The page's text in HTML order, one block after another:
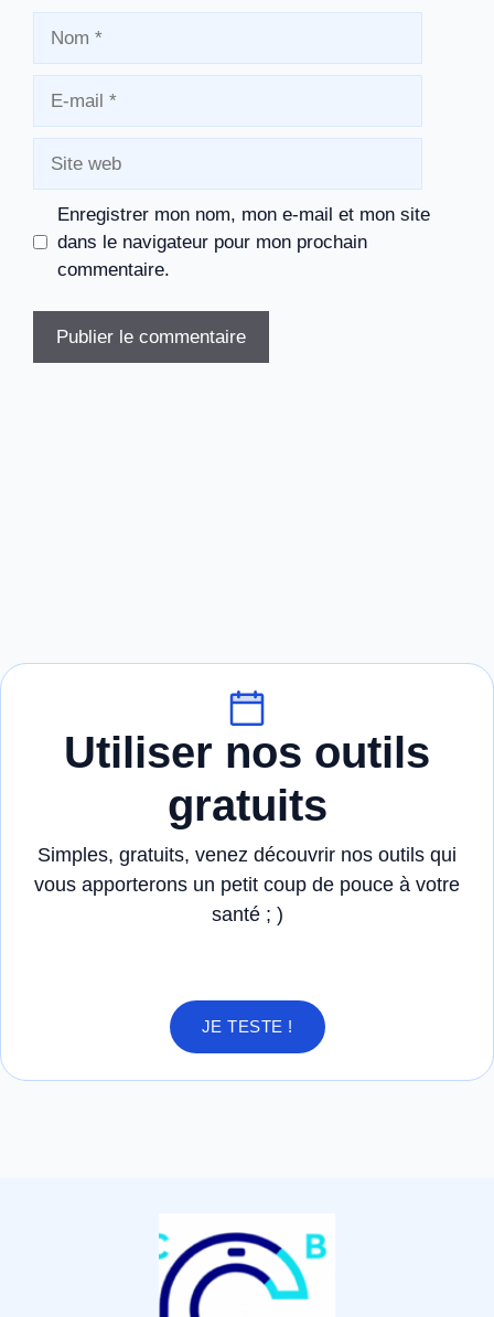
Enregistrer mon nom, mon e-mail et mon site
dans le navigateur pour mon prochain
commentaire.
Utiliser nos outils
gratuits
Simples, gratuits, venez découvrir nos outils qui
vous apporterons un petit coup de pouce à votre
santé ; )
JE TESTE !